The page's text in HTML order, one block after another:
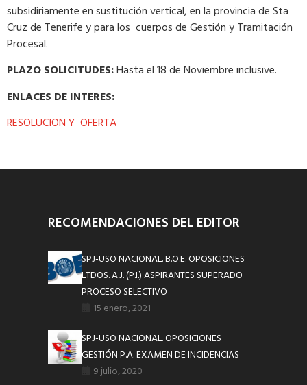
subsidiriamente en sustitución vertical, en la provincia de Sta
Cruz de Tenerife y para los cuerpos de Gestión y Tramitación
Procesal.
PLAZO SOLICITUDES:Hasta el 18 de Noviembre inclusive.
ENLACES DE INTERES:
RESOLUCION Y OFERTA
RECOMENDACIONES DEL EDITOR
SPJ-USO NACIONAL. B.O.E. OPOSICIONES
LTDOS. A.J. (P.I.) ASPIRANTES SUPERADO
PROCESO SELECTIVO
15 enero, 2021
SPJ-USO NACIONAL. OPOSICIONES
GESTIÓN P.A. EXAMEN DE INCIDENCIAS
9 julio, 2020